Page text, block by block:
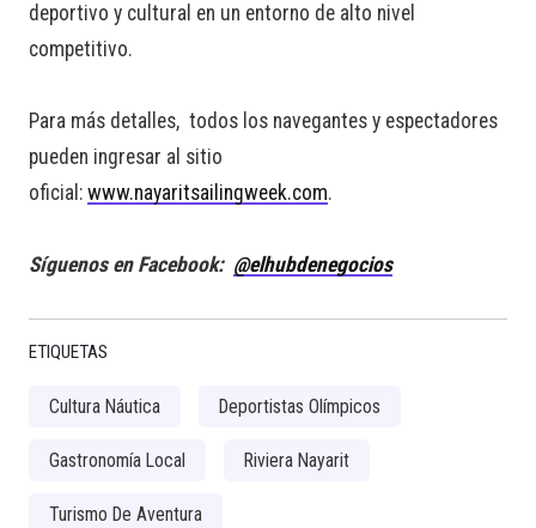
deportivo y cultural en un entorno de alto nivel
competitivo.
Para más detalles, todos los navegantes y espectadores
pueden ingresar al sitio
oficial: www.nayaritsailingweek.com.
Síguenos en Facebook: @elhubdenegocios
ETIQUETAS
Cultura Náutica Deportistas Olímpicos
Gastronomía Local Riviera Nayarit
Turismo De Aventura